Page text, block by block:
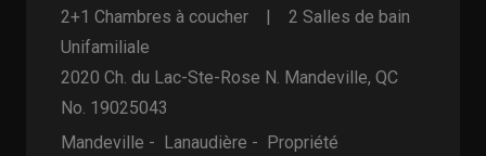
2+1 Chambres à coucher
2 Salles de bain
Unifamiliale
2020 Ch. du Lac-Ste-Rose N. Mandeville, QC
No. 19025043
Mandeville - Lanaudière - Propriété